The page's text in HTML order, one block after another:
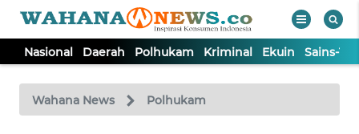
Nasional Daerah Polhukam Kriminal Ekuin Sains-
Wahana News Polhukam
TV
Tutup